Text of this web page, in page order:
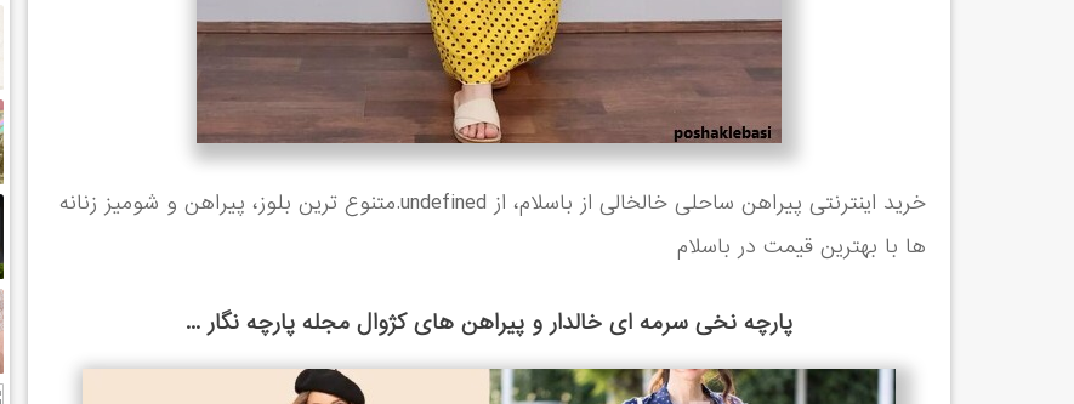
خرید اینترنتی پیراهن ساحلی خالخالی از باسلام، از undefined.متنوع ترین بلوز، پیراهن و شومیز زنانه
ها با بهترین قیمت در باسلام
پارچه نخی سرمه ای خالدار و پیراهن های کژوال مجله پارچه نگار ...